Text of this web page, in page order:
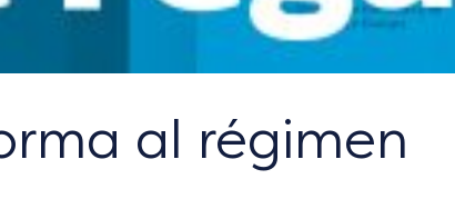
al régimen